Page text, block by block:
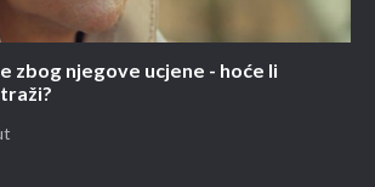
zbog njegove ucjene - hoće li